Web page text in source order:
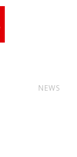
NEWS